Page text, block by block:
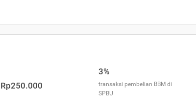
Rp250.000
3%
transaksi pembelian BBM di
SPBU